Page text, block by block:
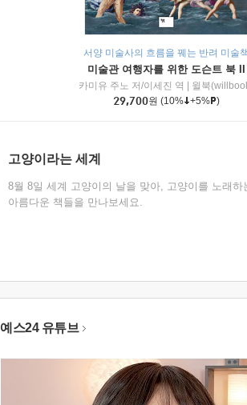
서양 미술사의 흐름을 꿰는 반려 미술
미술관 여행자를 위한 도슨트 북 II
카미유 주노 저/이세진 역
윌북
29,700원 (10% +5% )
고양이라는 세계
8월 8일 세계 고양이의 날을 맞아, 고양이를 노래하
아름다운 책들을 만나보세요.
예스24 유튜브